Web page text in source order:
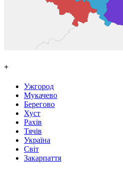
+
Ужгород
Мукачево
Берегово
Хуст
Рахів
Тячів
Україна
Світ
Закарпаття